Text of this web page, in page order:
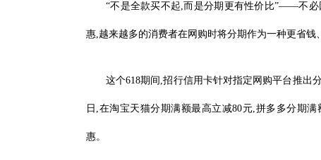
“不是全款买不起,而是分期更有性价比”——不
惠,越来越多的消费者在网购时将分期作为一种更省钱
这个618期间,招行信用卡针对指定网购平台推出
日,在淘宝天猫分期满额最高立减80元,拼多多分期
惠。